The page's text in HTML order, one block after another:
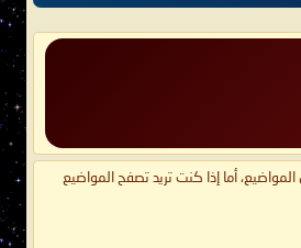
أما إذا كنت تريد تصفح المواضيع